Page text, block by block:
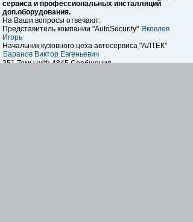
сервиса и профессиональных инсталляций
доп.оборудования.
На Ваши вопросы отвечают:
Представитель компании "AutoSecurity" Яковлев
Игорь
Начальник кузовного цеха автосервиса "АЛТЕК"
Баранов Виктор Евгеньевич
351 Темы with 4845 Сообщения